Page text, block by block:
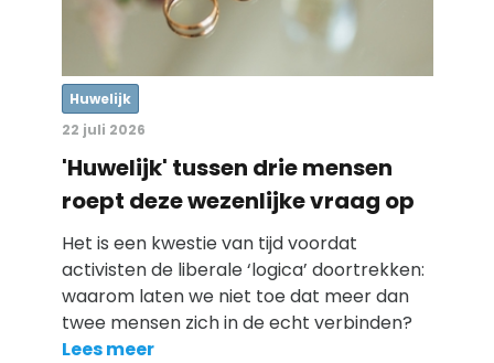
Huwelijk
22 juli 2026
'Huwelijk' tussen drie mensen
roept deze wezenlijke vraag op
Het is een kwestie van tijd voordat
activisten de liberale ‘logica’ doortrekken:
waarom laten we niet toe dat meer dan
twee mensen zich in de echt verbinden?
Lees meer